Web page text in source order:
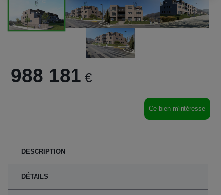
988 181 €
Ce bien m'intéresse
DESCRIPTION
DÉTAILS